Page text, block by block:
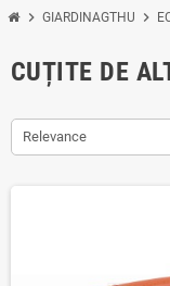
chevron_right GIARDINAGTHU chevron_right
CUȚITE DE
Relevance